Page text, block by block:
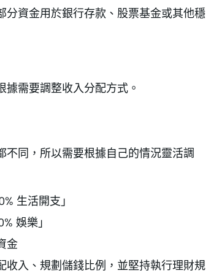
資金用於銀行存款、股票基金或其他穩
需要調整收入分配方式。
同，所以需要根據自己的情況靈活調
生活開支」
娛樂」
金
入、規劃儲錢比例，並堅持執行理財規